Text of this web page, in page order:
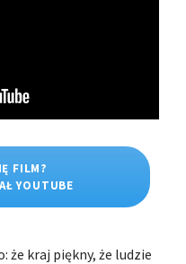
FILM?
YOUTUBE
że kraj piękny, że ludzie